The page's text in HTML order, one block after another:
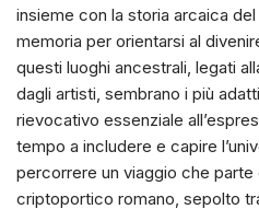
insieme con la storia arcaica
memoria per orientarsi al
questi luoghi ancestrali, legati
dagli artisti, sembrano i più
rievocativo essenziale
tempo a includere e capire
percorrere un viaggio che parte
criptoportico romano, sepolto